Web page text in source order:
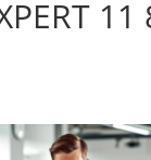
11